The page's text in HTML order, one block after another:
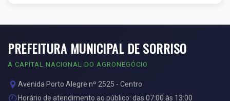
PREFEITURA MUNICIPAL DE SORRISO
A CAPITAL NACIONAL DO AGRONEGÓCIO
Avenida Porto Alegre nº 2525 - Centro
Horário de atendimento ao público: das 07:00 às 13:00